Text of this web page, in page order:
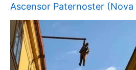
Ascensor Paternoster (Nova